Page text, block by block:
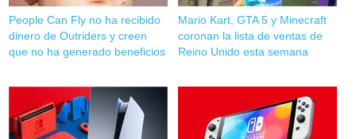
People Can Fly no ha recibido
dinero de Outriders y creen
que no ha generado beneficios
Mario Kart, GTA 5 y Minecraft
coronan la lista de ventas de
Reino Unido esta semana